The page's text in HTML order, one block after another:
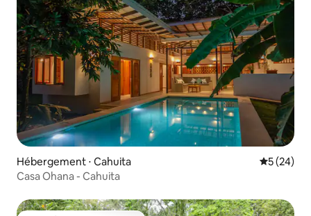
Hébergement ⋅ Cahuita
5 (24)
Casa Ohana - Cahuita